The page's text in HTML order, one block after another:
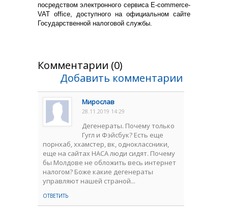
посредством электронного сервиса E-commerce-
VAT office, доступного на официальном сайте
Государственной налоговой службы.
Комментарии (0)
Добавить комментарии
Мирослав
28.11.2019 14:29
Дегенераты. Почему только
Гугл и Фэйсбук? Есть еще
порнхаб, ххамстер, вк, одноклассники,
еще на сайтах НАСА люди сидят. Почему
бы Молдове не обложить весь интернет
налогом? Боже какие дегенераты
управляют нашей страной...
ОТВЕТИТЬ